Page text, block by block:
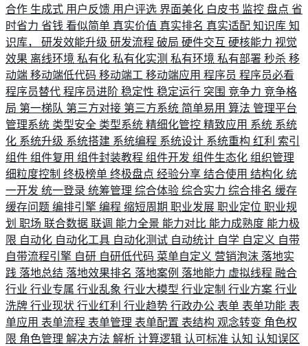
合作 生成式 用户反馈 用户评选 界面美化 白皮书 监控 盘点 省
时省力 省钱 看似简单 真实价值 真实排名 真实适配 知识库 知
识库， 研发效能升级 研发流程 破局 硬件交互 硬核能力 视觉
效果 离线环境 私有化 私有化实测 私有环境 私有部署 秒杀 移
动端 移动端低代码 移动端工 移动端应用 程序员 程序员必看
程序员替代 程序员进阶 稳定性 稳定运行 突围 竞争力 竞争格
局 第一梯队 第三方对接 第三方系统 简单易用 算法 管理平台
管理系统 类型安全 类型系统 精细化管控 精致应用 系统 系统
化 系统升级 系统搭建 系统编程 系统设计 系统重构 红利 索引
组件 组件复用 组件封装教程 组件开发 组件生态化 组织管理
细粒度控制 终极榜单 终极盘点 经验分享 结合使用 结构化 统
一开发 统一登录 统筹管理 综合体验 综合实力 综合排名 缓存
缓存问题 编排引擎 编程 缩短周期 职业发展 职业定位 职业规
划 职场 联合数据 联调 能力全景 能力对比 能力成熟度 能力极
限 自动化 自动化工具 自动化测试 自动统计 自学 自定义 自带
自带流程引擎 自研 自研低代码 菜单自定义 营销泡沫 落地实
践 落地总结 落地效果排名 落地案例 落地能力 虚拟线程 融合
行业 行业专属 行业乱象 行业大模型 行业定制 行业方案 行业
洗牌 行业现状 行业红利 行业趋势 行政办公 表单 表单功能 表
单应用 表单流程 表单管理 表单配置 表结构 观念转变 角色权
限 角色管理 解决方法 解析 计算逻辑 认可标准 认知 认知误区